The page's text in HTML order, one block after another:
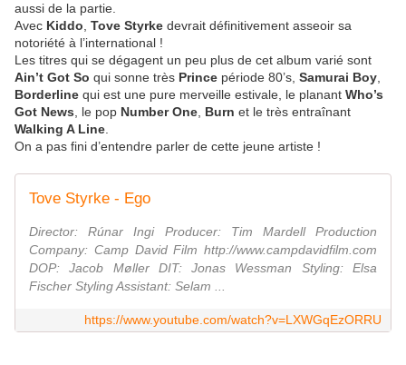
aussi de la partie.
Avec Kiddo Tove Styrke devrait définitivement asseoir sa
notoriété à l’international !
Les titres qui se dégagent un peu plus de cet album varié sont
Ain’t Got So qui sonne très Prince période 80’s, Samurai Boy
Borderline qui est une pure merveille estivale, le planant Who’s
Got News , le pop Number One Burn et le très entraînant
Walking A Line
On a pas fini d’entendre parler de cette jeune artiste !
Tove Styrke - Ego
Director: Rúnar Ingi Producer: Tim Mardell Production
Company: Camp David Film http://www.campdavidfilm.com
DOP: Jacob Møller DIT: Jonas Wessman Styling: Elsa
Fischer Styling Assistant: Selam ...
https://www.youtube.com/watch?v=LXWGqEzORRU